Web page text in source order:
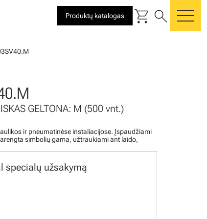
Produktų katalogas shopping_cart search
GELTONA: M (500 vnt.)
ir pneumatinėse instaliacijose. Įspaudžiami
simbolių gama, užtraukiami ant laido,
specialų užsakymą